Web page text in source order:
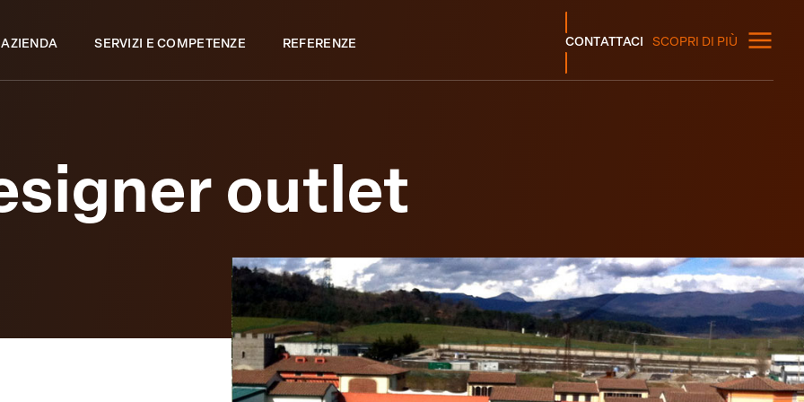
SERVIZI E COMPETENZE REFERENZE CONTATTACI SCOPRI DI PIÙ
outlet